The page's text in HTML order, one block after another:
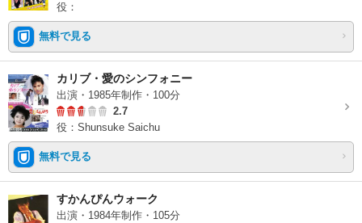
役：
無料で見る
カリブ・愛のシンフォニー
出演・1985年制作・100分
2.7
役：Shunsuke Saichu
無料で見る
すかんぴんウォーク
出演・1984年制作・105分